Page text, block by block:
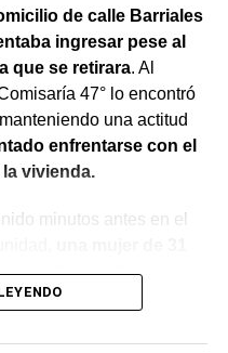
de calle Barriales
ingresar pese al
que se retirara. Al
47° lo encontró
una actitud
enfrentarse con el
vivienda.
minutos antes en el
bebidas
en el marco de una